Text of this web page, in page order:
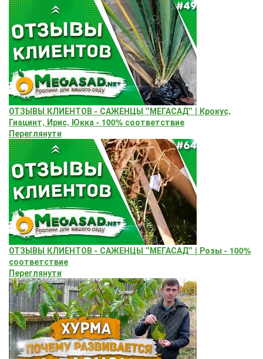
ОТЗЫВЫ КЛИЕНТОВ - САЖЕНЦЫ "МЕГАСАД" | Крокус,
Гиацинт, Ирис, Юкка - 100% соответствие
Переглянути
ОТЗЫВЫ КЛИЕНТОВ - САЖЕНЦЫ "МЕГАСАД" | Розы - 100%
соответствие
Переглянути